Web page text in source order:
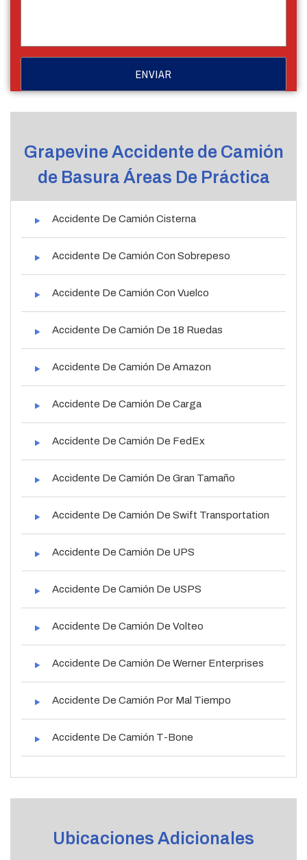
Grapevine Accidente de Camión
de Basura Áreas De Práctica
Accidente De Camión Cisterna
Accidente De Camión Con Sobrepeso
Accidente De Camión Con Vuelco
Accidente De Camión De 18 Ruedas
Accidente De Camión De Amazon
Accidente De Camión De Carga
Accidente De Camión De FedEx
Accidente De Camión De Gran Tamaño
Accidente De Camión De Swift Transportation
Accidente De Camión De UPS
Accidente De Camión De USPS
Accidente De Camión De Volteo
Accidente De Camión De Werner Enterprises
Accidente De Camión Por Mal Tiempo
Accidente De Camión T-Bone
Ubicaciones Adicionales